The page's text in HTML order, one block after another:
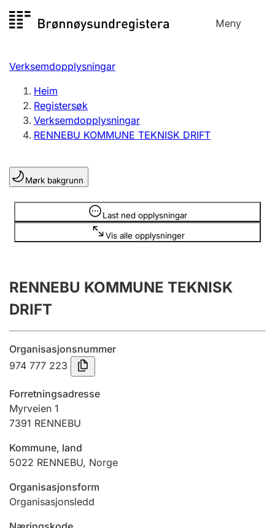
til
Meny
Registersøk
Aksjeselskap
Enkeltpersonføretak
Registrere, endre, slette
Lag og foreining
Registrere, endre, slette
Årsrekneskap
Innsending og forseinkingsgebyr
Tinglysing
Jeger
Betaling og jegeravgiftskort
Ektepaktrettleiaren
Andre tema
Verksemdopplysningar
Heim
Registersøk
Verksemdopplysningar
RENNEBU KOMMUNE TEKNISK DRIFT
Mørk bakgrunn
Last ned opplysningar
Vis alle opplysninger
Opplysninger er skjult
RENNEBU KOMMUNE TEKNISK
DRIFT
Organisasjonsnummer
974 777 223
Forretningsadresse
Myrveien 1
7391 RENNEBU
Kommune, land
5022 RENNEBU, Norge
Organisasjonsform
Organisasjonsledd